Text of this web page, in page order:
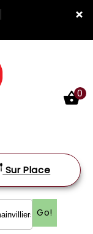
×
0
Sur Place
Go!